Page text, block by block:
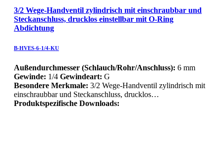
3/2 Wege-Handventil zylindrisch mit einschraubbar und
Steckanschluss, drucklos einstellbar mit O-Ring
Abdichtung
B-HVES-6-1/4-KU
Außendurchmesser (Schlauch/Rohr/Anschluss): 6 mm
Gewinde: 1/4 Gewindeart: G
Besondere Merkmale: 3/2 Wege-Handventil zylindrisch mit
einschraubbar und Steckanschluss, drucklos…
Produktspezifische Downloads: